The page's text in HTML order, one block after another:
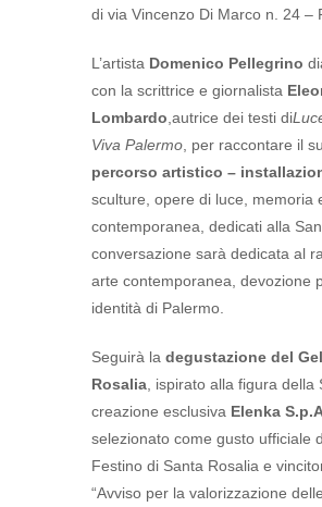
di via Vincenzo Di Marco n. 24 –
L’artista Domenico Pellegrino
con la scrittrice e giornalista
Lombardo ,autrice dei testi di
Viva Palermo , per raccontare il
percorso artistico –
sculture, opere di luce, memoria
contemporanea, dedicati alla
conversazione sarà dedicata al
arte contemporanea, devozione
identità di Palermo.
Seguirà la degustazione del
Rosalia , ispirato alla figura della
creazione esclusiva Elenka
selezionato come gusto ufficiale
Festino di Santa Rosalia e
“Avviso per la valorizzazione delle